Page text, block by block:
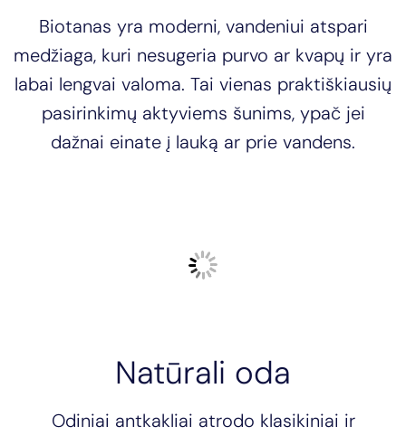
Biotanas yra moderni, vandeniui atspari
medžiaga, kuri nesugeria purvo ar kvapų ir yra
labai lengvai valoma. Tai vienas praktiškiausių
pasirinkimų aktyviems šunims, ypač jei
dažnai einate į lauką ar prie vandens.
Natūrali oda
Odiniai antkakliai atrodo klasikiniai ir